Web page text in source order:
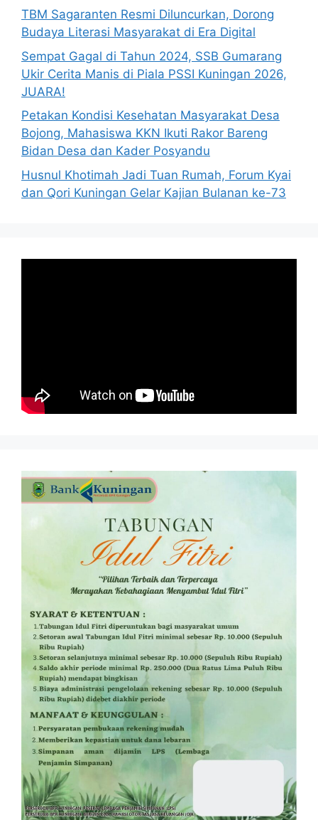
TBM Sagaranten Resmi Diluncurkan, Dorong
Budaya Literasi Masyarakat di Era Digital
Sempat Gagal di Tahun 2024, SSB Gumarang
Ukir Cerita Manis di Piala PSSI Kuningan 2026,
JUARA!
Petakan Kondisi Kesehatan Masyarakat Desa
Bojong, Mahasiswa KKN Ikuti Rakor Bareng
Bidan Desa dan Kader Posyandu
Husnul Khotimah Jadi Tuan Rumah, Forum Kyai
dan Qori Kuningan Gelar Kajian Bulanan ke-73